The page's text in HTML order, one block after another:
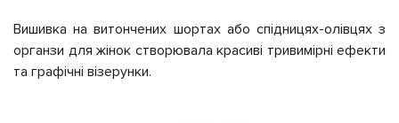
Вишивка на витончених шортах або спідницях-олівцях з
органзи для жінок створювала красиві тривимірні ефекти
та графічні візерунки.